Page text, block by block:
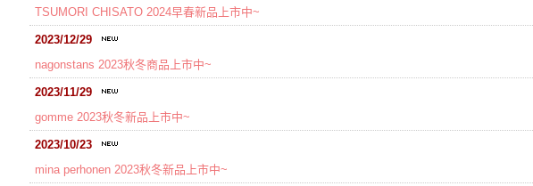
TSUMORI CHISATO 2024早春新品上市中~
2023/12/29
nagonstans 2023秋冬商品上市中~
2023/11/29
gomme 2023秋冬新品上市中~
2023/10/23
mina perhonen 2023秋冬新品上市中~